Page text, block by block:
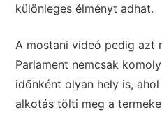
különleges élményt adhat.
A mostani videó pedig azt
Parlament nemcsak
időnként olyan hely is,
alkotás tölti meg a